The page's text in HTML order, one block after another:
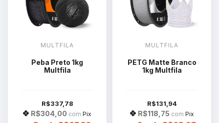
MULTFILA
Peba Preto 1kg
Multfila
R$337,78
R$304,00 com Pix
MULTFILA
PETG Matte Branco
1kg Multfila
R$131,94
R$118,75 com Pix